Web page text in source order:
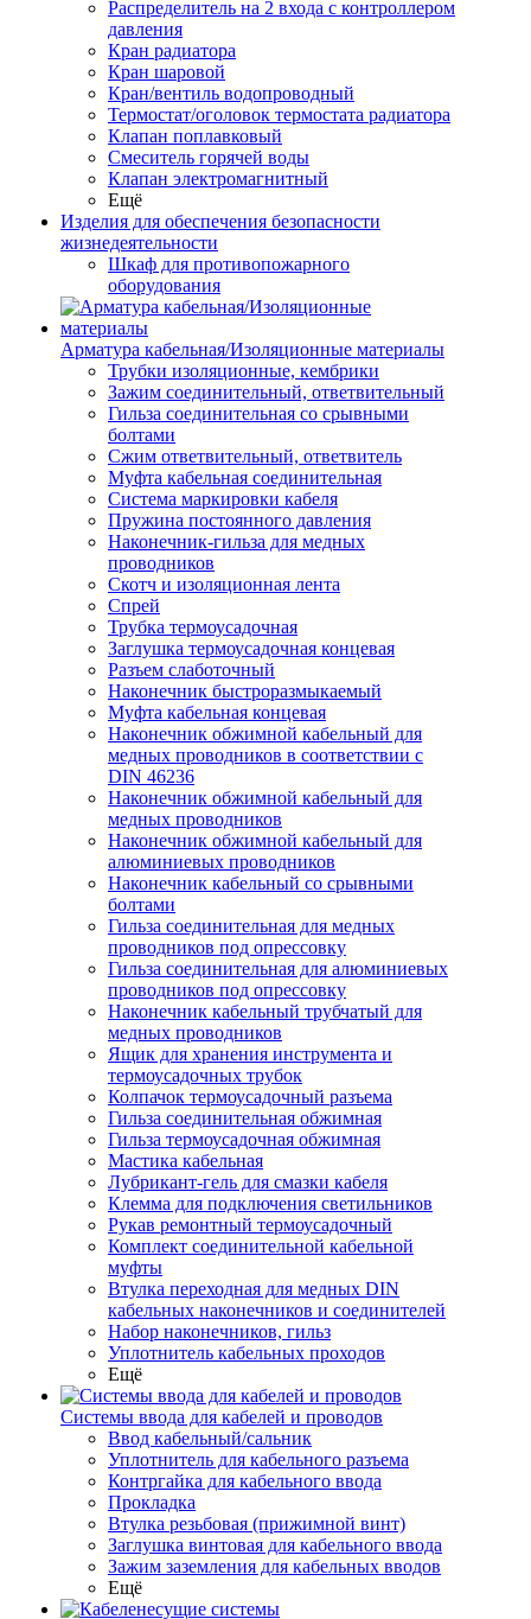
Распределитель на 2 входа с контроллером
давления
Кран радиатора
Кран шаровой
Кран/вентиль водопроводный
Термостат/оголовок термостата радиатора
Клапан поплавковый
Смеситель горячей воды
Клапан электромагнитный
Ещё
Изделия для обеспечения безопасности
жизнедеятельности
Шкаф для противопожарного
оборудования
Арматура кабельная/Изоляционные материалы
Трубки изоляционные, кембрики
Зажим соединительный, ответвительный
Гильза соединительная со срывными
болтами
Сжим ответвительный, ответвитель
Муфта кабельная соединительная
Система маркировки кабеля
Пружина постоянного давления
Наконечник-гильза для медных
проводников
Скотч и изоляционная лента
Спрей
Трубка термоусадочная
Заглушка термоусадочная концевая
Разъем слаботочный
Наконечник быстроразмыкаемый
Муфта кабельная концевая
Наконечник обжимной кабельный для
медных проводников в соответствии с
DIN 46236
Наконечник обжимной кабельный для
медных проводников
Наконечник обжимной кабельный для
алюминиевых проводников
Наконечник кабельный со срывными
болтами
Гильза соединительная для медных
проводников под опрессовку
Гильза соединительная для алюминиевых
проводников под опрессовку
Наконечник кабельный трубчатый для
медных проводников
Ящик для хранения инструмента и
термоусадочных трубок
Колпачок термоусадочный разъема
Гильза соединительная обжимная
Гильза термоусадочная обжимная
Мастика кабельная
Лубрикант-гель для смазки кабеля
Клемма для подключения светильников
Рукав ремонтный термоусадочный
Комплект соединительной кабельной
муфты
Втулка переходная для медных DIN
кабельных наконечников и соединителей
Набор наконечников, гильз
Уплотнитель кабельных проходов
Ещё
Системы ввода для кабелей и проводов
Ввод кабельный/сальник
Уплотнитель для кабельного разъема
Контргайка для кабельного ввода
Прокладка
Втулка резьбовая (прижимной винт)
Заглушка винтовая для кабельного ввода
Зажим заземления для кабельных вводов
Ещё